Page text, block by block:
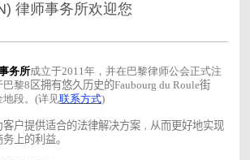
律师事务所欢迎您
务所成立于2011年，并在巴黎律师公会正式注
巴黎8 区拥有悠久历史的Faubourg du Roule街
地段。(详见联系方式)
客户提供适合的法律解决方案， 从而更好地实现
上的利益。